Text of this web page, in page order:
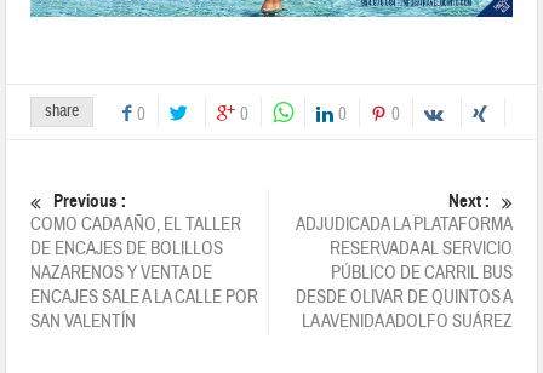
share 0 0 0 0
Previous :
COMO CADA AÑO, EL TALLER
DE ENCAJES DE BOLILLOS
NAZARENOS Y VENTA DE
ENCAJES SALE A LA CALLE POR
SAN VALENTÍN
Next :
ADJUDICADA LA PLATAFORMA
RESERVADA AL SERVICIO
PÚBLICO DE CARRIL BUS
DESDE OLIVAR DE QUINTOS A
LA AVENIDA ADOLFO SUÁREZ